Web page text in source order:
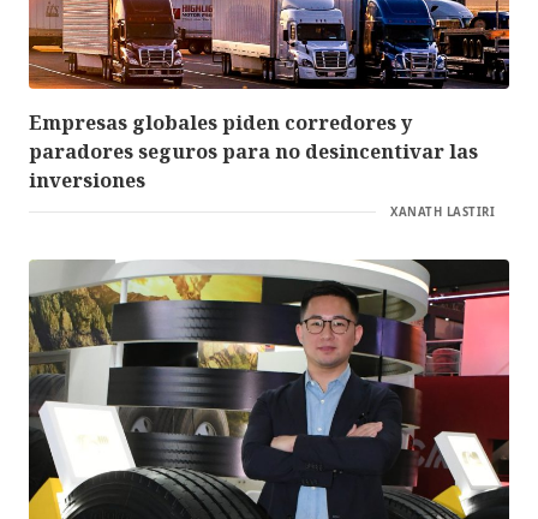
Empresas globales piden corredores y
paradores seguros para no desincentivar las
inversiones
XANATH LASTIRI